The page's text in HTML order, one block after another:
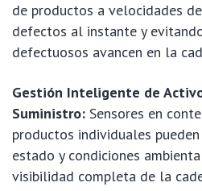
de productos a velocidades
defectos al instante y
defectuosos avancen en la
Gestión Inteligente de
Suministro: Sensores en
productos individuales
estado y condiciones
visibilidad completa de la